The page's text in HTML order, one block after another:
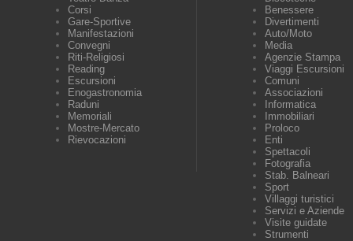
Corsi
Gare-Sportive
Manifestazioni
Convegni
Riti-Religiosi
Reading
Escursioni
Enogastronomia
Raduni
Memoriali
Mostre-Mercato
Rievocazioni
Benessere
Divertimenti
Auto/Moto
Media
Agenzie Stampa
Viaggi Escursioni
Comuni
Associazioni
Informatica
Immobiliari
Proloco
Enti
Spettacoli
Fotografia
Stab. Balneari
Sport
Villaggi turistici
Servizi e Aziende
Visite guidate
Strumenti